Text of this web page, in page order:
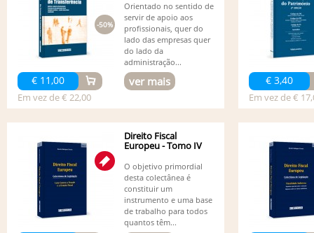
€ 11,00
Em vez de € 22,00
-50%
Orientado no sentido de
servir de apoio aos
profissionais, quer do
lado das empresas quer
do lado da
administração...
ver mais € 3,40
Em vez de €
Direito Fiscal
Europeu - Tomo IV
O objetivo primordial
desta colectânea é
constituir um
instrumento e uma base
de trabalho para todos
quantos têm...